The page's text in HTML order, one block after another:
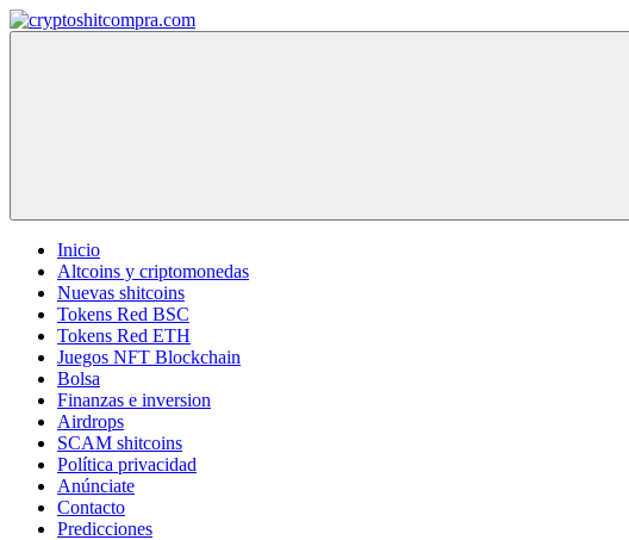
Saltar
al
Inicio
Altcoins y criptomonedas
Nuevas shitcoins
Tokens Red BSC
Tokens Red ETH
Juegos NFT Blockchain
Bolsa
Finanzas e inversion
Airdrops
SCAM shitcoins
Política privacidad
Anúnciate
Contacto
Predicciones